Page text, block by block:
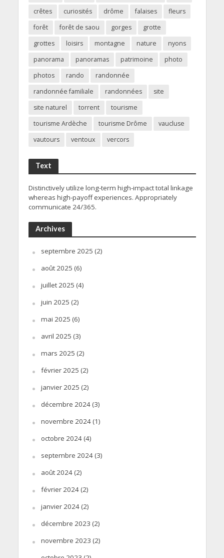
crêtes
curiosités drôme falaises
fleurs
forêt
forêt de saou gorges
grotte
grottes
loisirs montagne nature
nyons
panorama
panoramas patrimoine
photo
photos
rando
randonnée
randonnée familiale
randonnées
site
site naturel
torrent
tourisme
tourisme Ardèche
tourisme Drôme
vaucluse
vautours
ventoux vercors
Text
Distinctively utilize long-term high-impact total linkage
whereas high-payoff experiences. Appropriately
communicate 24/365.
Archives
septembre 2025 (2)
août 2025 (6)
juillet 2025 (4)
juin 2025 (2)
mai 2025 (6)
avril 2025 (3)
mars 2025 (2)
février 2025 (2)
janvier 2025 (2)
décembre 2024(3)
novembre 2024(1)
octobre 2024(4)
septembre 2024(3)
août 2024(2)
février 2024(2)
janvier 2024(2)
décembre 2023 (2)
novembre 2023 (2)